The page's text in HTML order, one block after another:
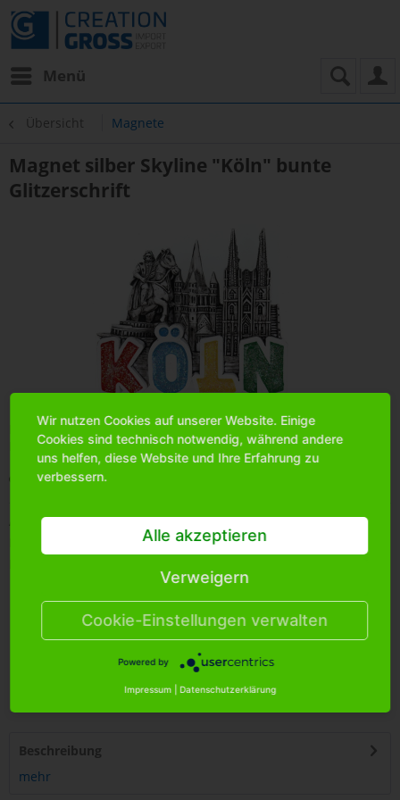
Menü
Übersicht Magnete
Magnet silber Skyline "Köln" bunte
Glitzerschrift
Bittemelden Sie sich an , um mehr Informationen über das
Produkt zu erhalten.
Merken
Artikel-Nr.:
8101350
1140
Beschreibung
mehr
Wir nutzen Cookies auf unserer Website. Einige
Cookies sind technisch notwendig, während andere
uns helfen, diese Website und Ihre Erfahrung zu
verbessern.
Alle akzeptieren
Verweigern
Cookie-Einstellungen verwalten
Powered by
Impressum Datenschutzerklärung